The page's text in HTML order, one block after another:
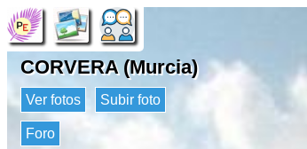
CORVERA (Murcia)
Ver fotos Subir foto
Foro